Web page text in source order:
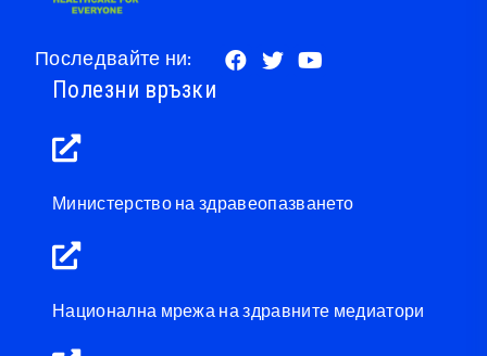
Последвайте ни:
Полезни връзки
Министерство на здравеопазването
Национална мрежа на здравните медиатори